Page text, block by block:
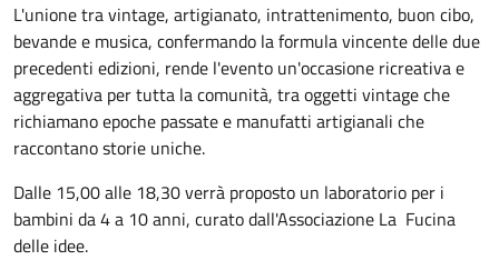
L'unione tra vintage, artigianato, intrattenimento, buon cibo,
bevande e musica, confermando la formula vincente delle due
precedenti edizioni, rende l'evento un'occasione ricreativa e
aggregativa per tutta la comunità, tra oggetti vintage che
richiamano epoche passate e manufatti artigianali che
raccontano storie uniche.
Dalle 15,00 alle 18,30 verrà proposto un laboratorio per i
bambini da 4 a 10 anni, curato dall'Associazione La Fucina
delle idee.